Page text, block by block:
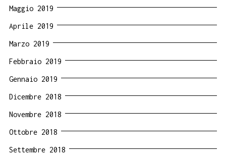
Maggio 2019
Aprile 2019
Marzo 2019
Febbraio 2019
Gennaio 2019
Dicembre 2018
Novembre 2018
Ottobre 2018
Settembre 2018